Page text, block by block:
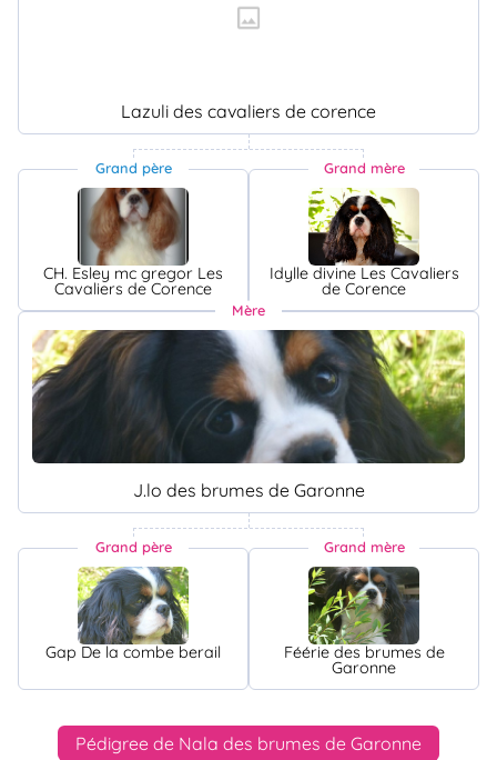
Lazuli des cavaliers de corence
Grand père
CH. Esley mc gregor Les
Cavaliers de Corence
Grand mère
Idylle divine Les Cavaliers
de Corence
Mère
J.lo des brumes de Garonne
Grand père
Gap De la combe berail
Grand mère
Féérie des brumes de
Garonne
Pédigree de Nala des brumes de Garonne